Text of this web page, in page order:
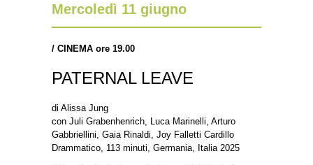
Mercoledì 11 giugno
/ CINEMA ore 19.00
PATERNAL LEAVE
di Alissa Jung
con Juli Grabenhenrich, Luca Marinelli, Arturo
Gabbriellini, Gaia Rinaldi, Joy Falletti Cardillo
Drammatico, 113 minuti, Germania, Italia 2025